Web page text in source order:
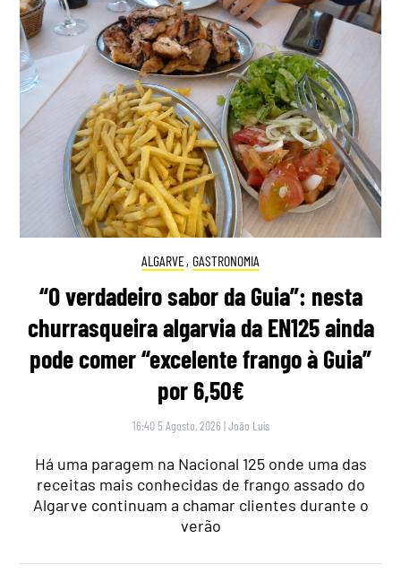
ALGARVE, GASTRONOMIA
“O verdadeiro sabor da Guia”: nesta
churrasqueira algarvia da EN125 ainda
pode comer “excelente frango à Guia”
por 6,50€
16:40 5 Agosto, 2026 |João Luís
Há uma paragem na Nacional 125 onde uma das
receitas mais conhecidas de frango assado do
Algarve continuam a chamar clientes durante o
verão